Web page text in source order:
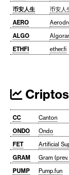
币安人生
币安人
AERO
ALGO
ETHFI
ether.fi
CC Canton
ONDO
Ondo
FET
Artificial
GRAM
Gram
PUMP
Pump.fun